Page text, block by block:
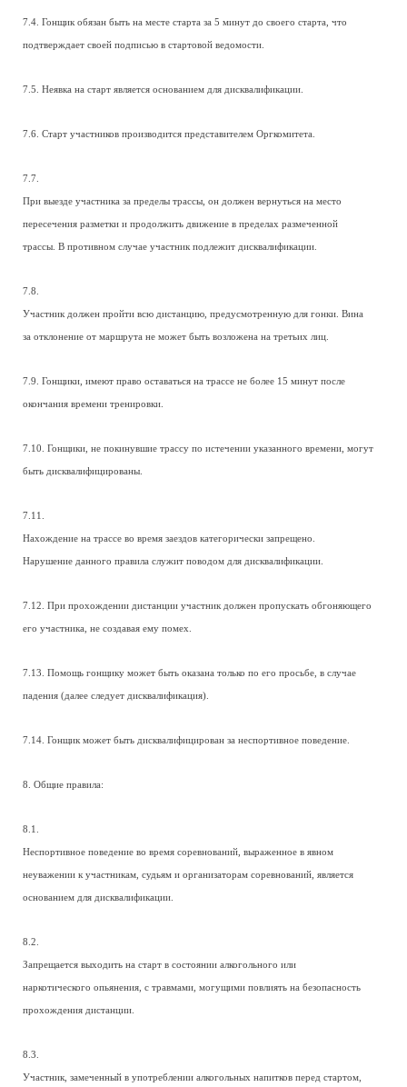
7.4. Гонщик обязан быть на месте старта за 5 минут до своего старта, что
подтверждает своей подписью в стартовой ведомости.
7.5. Неявка на старт является основанием для дисквалификации.
7.6. Старт участников производится представителем Оргкомитета.
7.7.
При выезде участника за пределы трассы, он должен вернуться на место
пересечения разметки и продолжить движение в пределах размеченной
трассы. В противном случае участник подлежит дисквалификации.
7.8.
Участник должен пройти всю дистанцию, предусмотренную для гонки. Вина
за отклонение от маршрута не может быть возложена на третьих лиц.
7.9. Гонщики, имеют право оставаться на трассе не более 15 минут после
окончания времени тренировки.
7.10. Гонщики, не покинувшие трассу по истечении указанного времени, могут
быть дисквалифицированы.
7.11.
Нахождение на трассе во время заездов категорически запрещено.
Нарушение данного правила служит поводом для дисквалификации.
7.12. При прохождении дистанции участник должен пропускать обгоняющего
его участника, не создавая ему помех.
7.13. Помощь гонщику может быть оказана только по его просьбе, в случае
падения (далее следует дисквалификация).
7.14. Гонщик может быть дисквалифицирован за неспортивное поведение.
8. Общие правила:
8.1.
Неспортивное поведение во время соревнований, выраженное в явном
неуважении к участникам, судьям и организаторам соревнований, является
основанием для дисквалификации.
8.2.
Запрещается выходить на старт в состоянии алкогольного или
наркотического опьянения, с травмами, могущими повлиять на безопасность
прохождения дистанции.
8.3.
Участник, замеченный в употреблении алкогольных напитков перед стартом,